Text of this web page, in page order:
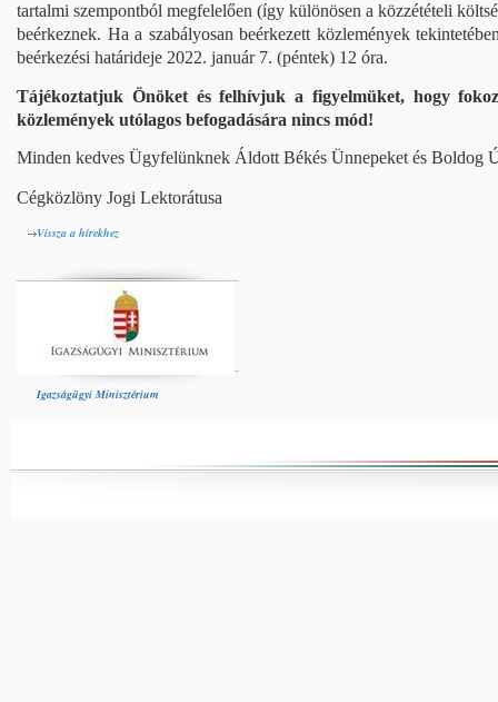
tartalmi szempontból megfelelően (így különösen a közzétételi
beérkeznek. Ha a szabályosan beérkezett közlemények
beérkezési határideje 2022. január 7. (péntek) 12 óra.
Tájékoztatjuk Önöket és felhívjuk a figyelmüket, hogy
közlemények utólagos befogadására nincs mód!
Minden kedves Ügyfelünknek Áldott Békés Ünnepeket és Boldog
Cégközlöny Jogi Lektorátusa
Vissza a hírekhez
Igazságügyi Minisztérium